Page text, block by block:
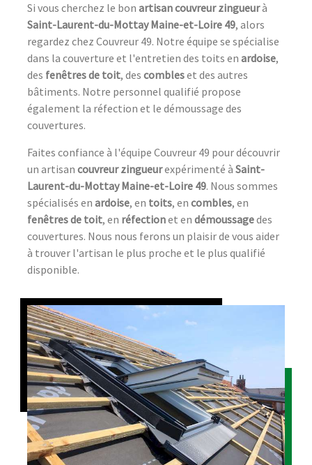
Si vous cherchez le bon artisan couvreur zingueurà
Saint-Laurent-du-Mottay Maine-et-Loire 49, alors
regardez chez Couvreur 49. Notre équipe se spécialise
dans la couverture et l'entretien des toits en ardoise,
des fenêtres de toit, des combleset des autres
bâtiments. Notre personnel qualifié propose
également la réfection et le démoussage des
couvertures.
Faites confiance à l'équipe Couvreur 49 pour découvrir
un artisan couvreur zingueurexpérimenté à Saint-
Laurent-du-Mottay Maine-et-Loire 49. Nous sommes
spécialisés en ardoise, en toits, en combles, en
fenêtres de toit, en réfectionet en démoussagedes
couvertures. Nous nous ferons un plaisir de vous aider
à trouver l'artisan le plus proche et le plus qualifié
disponible.